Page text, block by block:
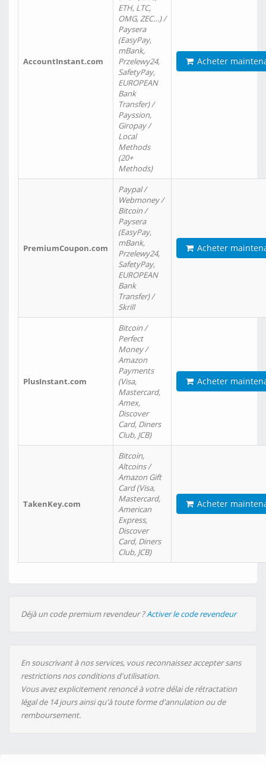
AccountInstant.com
ETH, LTC,
OMG, ZEC…) /
Paysera
(EasyPay,
mBank,
Przelewy24,
SafetyPay,
EUROPEAN
Bank
Transfer) /
Payssion,
Giropay /
Local
Methods
(20+
Methods)
Acheter
PremiumCoupon.com
Paypal /
Webmoney /
Bitcoin /
Paysera
(EasyPay,
mBank,
Przelewy24,
SafetyPay,
EUROPEAN
Bank
Transfer) /
Skrill
Acheter
PlusInstant.com
Bitcoin /
Perfect
Money /
Amazon
Payments
(Visa,
Mastercard,
Amex,
Discover
Card, Diners
Club, JCB)
Acheter
TakenKey.com
Bitcoin,
Altcoins /
Amazon Gift
Card (Visa,
Mastercard,
American
Express,
Discover
Card, Diners
Club, JCB)
Acheter
Déjà un code premium revendeur ?Activer le code revendeur
En souscrivant à nos services, vous reconnaissez accepter sans
restrictions nos conditions d'utilisation.
Vous avez explicitement renoncé à votre délai de rétractation
légal de 14 jours ainsi qu'à toute forme d'annulation ou de
remboursement.